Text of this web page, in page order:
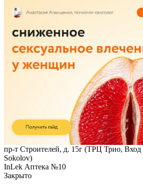
пр-т Строителей, д. 15г (ТРЦ Трио,
Sokolov)
InLek Аптека №10
Закрыто